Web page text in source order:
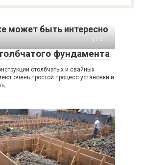
может быть интересно
0
фундамента
столбчатых и свайных
очень простой процесс установки и